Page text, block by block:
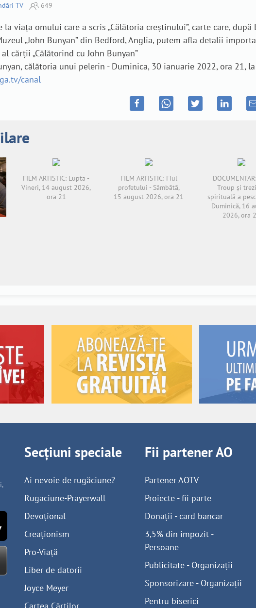
TV 649
la viața omului care a scris „Călătoria creștinului”, carte care,
„John Bunyan” din Bedford, Anglia, putem afla detalii
cărții „Călătorind cu John Bunyan”
călătoria unui pelerin - Duminica, 30 ianuarie 2022, ora 21,
canal
FILM ARTISTIC: Lupta -
Vineri, 14 august 2026,
ora 21
FILM ARTISTIC: Fiul
profetului - Sâmbătă,
15 august 2026, ora 21
Troup și
spirituală a
Duminică, 16
2026, ora
Secțiuni speciale
Ai nevoie de rugăciune?
Rugaciune-Prayerwall
Devoțional
Creaționism
Pro-Viață
Liber de datorii
Joyce Meyer
Fii partener AO
Partener AOTV
Proiecte - fii parte
Donații - card bancar
3,5% din impozit -
Persoane
Publicitate - Organizații
Sponsorizare - Organizații
Pentru biserici